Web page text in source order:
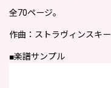
全70ページ。
作曲：ストラヴィンスキー
■楽譜サンプル